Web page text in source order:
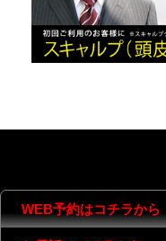
WEB予約はコチラから